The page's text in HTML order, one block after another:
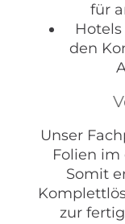
für
den
Unser
Folien
Somit
zur